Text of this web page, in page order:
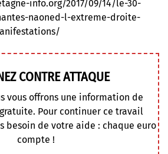
info.org/2017/09/14/le-30-
naoned-l-extreme-droite-
CONTRE ATTAQUE
vous offrons une information de
Pour continuer ce travail
besoin de votre aide : chaque euro
compte !